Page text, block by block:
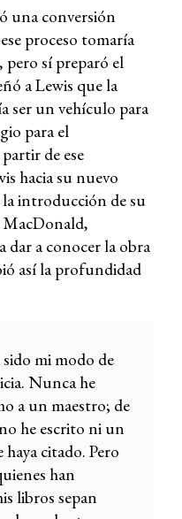
una conversión
proceso tomaría
sí preparó el
a Lewis que la
ser un vehículo para
para el
de ese
hacia su nuevo
introducción de su
MacDonald,
dar a conocer la obra
así la profundidad
mi modo de
Nunca he
a un maestro; de
he escrito ni un
citado. Pero
han
libros sepan